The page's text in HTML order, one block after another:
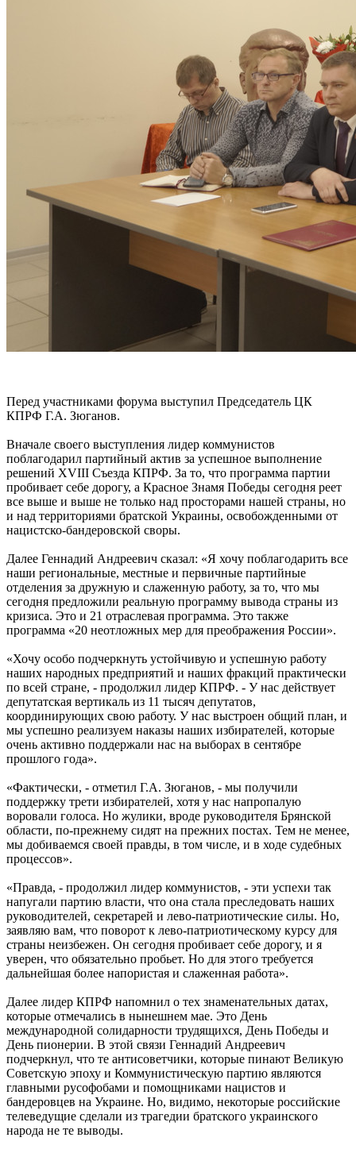
Перед участниками форума выступил Председатель ЦК
КПРФ Г.А. Зюганов.
Вначале своего выступления лидер коммунистов
поблагодарил партийный актив за успешное выполнение
решений XVIII Съезда КПРФ. За то, что программа партии
пробивает себе дорогу, а Красное Знамя Победы сегодня реет
все выше и выше не только над просторами нашей страны, но
и над территориями братской Украины, освобожденными от
нацистско-бандеровской своры.
Далее Геннадий Андреевич сказал: «Я хочу поблагодарить все
наши региональные, местные и первичные партийные
отделения за дружную и слаженную работу, за то, что мы
сегодня предложили реальную программу вывода страны из
кризиса. Это и 21 отраслевая программа. Это также
программа «20 неотложных мер для преображения России».
«Хочу особо подчеркнуть устойчивую и успешную работу
наших народных предприятий и наших фракций практически
по всей стране, - продолжил лидер КПРФ. - У нас действует
депутатская вертикаль из 11 тысяч депутатов,
координирующих свою работу. У нас выстроен общий план, и
мы успешно реализуем наказы наших избирателей, которые
очень активно поддержали нас на выборах в сентябре
прошлого года».
«Фактически, - отметил Г.А. Зюганов, - мы получили
поддержку трети избирателей, хотя у нас напропалую
воровали голоса. Но жулики, вроде руководителя Брянской
области, по-прежнему сидят на прежних постах. Тем не менее,
мы добиваемся своей правды, в том числе, и в ходе судебных
процессов».
«Правда, - продолжил лидер коммунистов, - эти успехи так
напугали партию власти, что она стала преследовать наших
руководителей, секретарей и лево-патриотические силы. Но,
заявляю вам, что поворот к лево-патриотическому курсу для
страны неизбежен. Он сегодня пробивает себе дорогу, и я
уверен, что обязательно пробьет. Но для этого требуется
дальнейшая более напористая и слаженная работа».
Далее лидер КПРФ напомнил о тех знаменательных датах,
которые отмечались в нынешнем мае. Это День
международной солидарности трудящихся, День Победы и
День пионерии. В этой связи Геннадий Андреевич
подчеркнул, что те антисоветчики, которые пинают Великую
Советскую эпоху и Коммунистическую партию являются
главными русофобами и помощниками нацистов и
бандеровцев на Украине. Но, видимо, некоторые российские
телеведущие сделали из трагедии братского украинского
народа не те выводы.